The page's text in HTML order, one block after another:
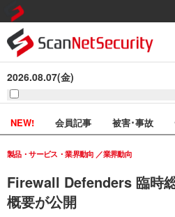
2026.08.07(金)
NEW! 会員記事 被害･事故
Firewall Defenders 臨時
概要が公開
製品・サービス・業界動向 業界動向